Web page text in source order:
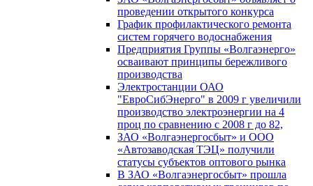
проведении открытого конкурса
График профилактического ремонта
систем горячего водоснабжения
Предприятия Группы «Волгаэнерго»
осваивают принципы бережливого
производства
Электростанции ОАО
"ЕвроСибЭнерго" в 2009 г увеличили
производство электроэнергии на 4
проц по сравнению с 2008 г до 82,
ЗАО «Волгаэнергосбыт» и ООО
«Автозаводская ТЭЦ» получили
статусы субъектов оптового рынка
В ЗАО «Волгаэнергосбыт» прошла